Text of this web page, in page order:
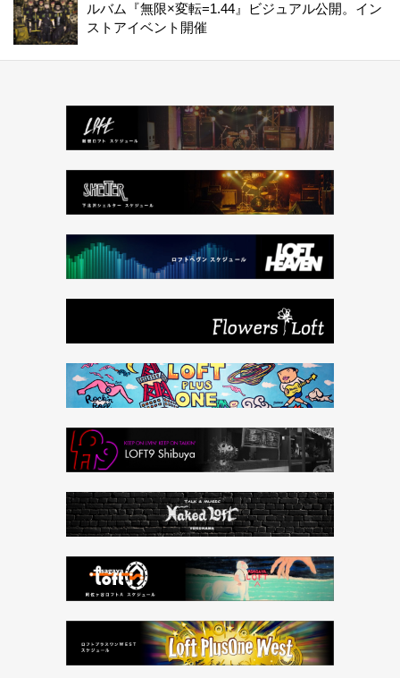
ルバム『無限×変転=1.44』ビジュアル公開。イン
ストアイベント開催